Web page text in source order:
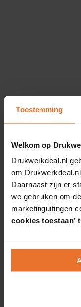
Toestemming
Welkom op
Drukwerkdeal.nl
om
Daarnaast zijn er
we gebruiken om
marketinguitingen
cookies toestaan’